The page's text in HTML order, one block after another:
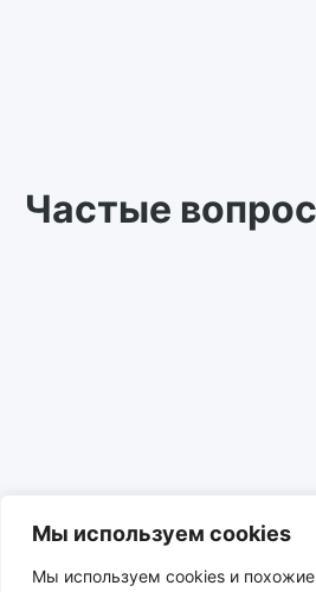
Мы используем cookies
Мы используем cookies и похожие
Частые